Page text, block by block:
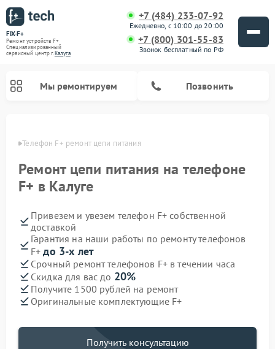
FIX-F+
Ремонт устройств F+
Специализированный
cервисный центр г.Калуга
+7 (484) 233-07-92
Ежедневно, с 10:00 до 20:00
+7 (800) 301-55-83
Звонок бесплатный по РФ
Мы ремонтируем Позвонить
Телефон F+ ремонт цепи питания
Ремонт цепи питания на телефоне
F+ в Калуге
Привезем и увезем телефон F+ собственной
доставкой
Гарантия на наши работы по ремонту телефонов
F+до 3-х лет
Срочный ремонт телефонов F+ в течении часа
Скидка для вас до 20%
Получите 1500 рублей на ремонт
Оригинальные комплектующие F+
Получить консультацию